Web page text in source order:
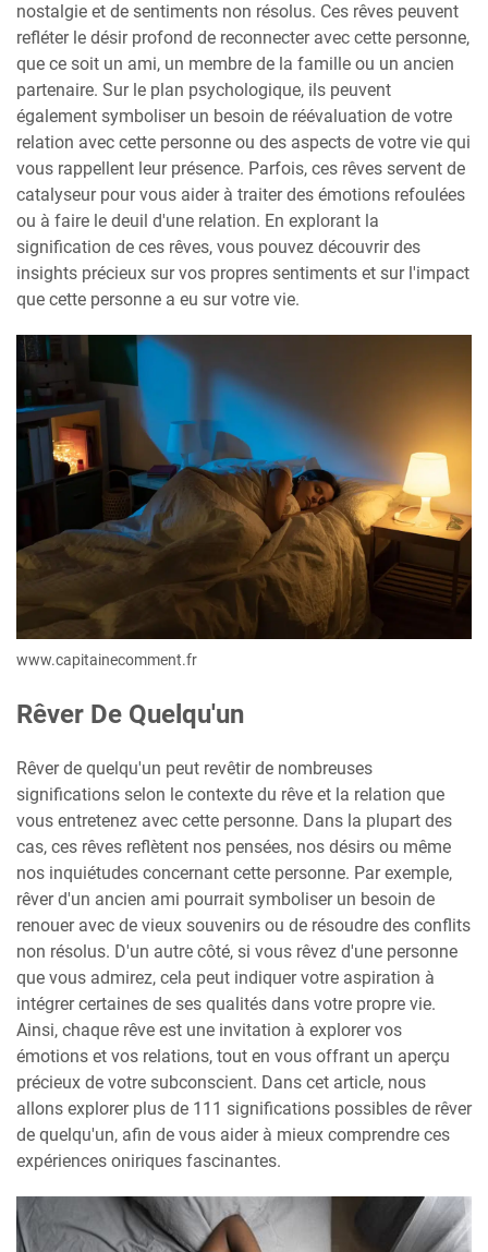
nostalgie et de sentiments non résolus. Ces rêves peuvent
refléter le désir profond de reconnecter avec cette personne,
que ce soit un ami, un membre de la famille ou un ancien
partenaire. Sur le plan psychologique, ils peuvent
également symboliser un besoin de réévaluation de votre
relation avec cette personne ou des aspects de votre vie qui
vous rappellent leur présence. Parfois, ces rêves servent de
catalyseur pour vous aider à traiter des émotions refoulées
ou à faire le deuil d'une relation. En explorant la
signification de ces rêves, vous pouvez découvrir des
insights précieux sur vos propres sentiments et sur l'impact
que cette personne a eu sur votre vie.
www.capitainecomment.fr
Rêver De Quelqu'un
Rêver de quelqu'un peut revêtir de nombreuses
significations selon le contexte du rêve et la relation que
vous entretenez avec cette personne. Dans la plupart des
cas, ces rêves reflètent nos pensées, nos désirs ou même
nos inquiétudes concernant cette personne. Par exemple,
rêver d'un ancien ami pourrait symboliser un besoin de
renouer avec de vieux souvenirs ou de résoudre des conflits
non résolus. D'un autre côté, si vous rêvez d'une personne
que vous admirez, cela peut indiquer votre aspiration à
intégrer certaines de ses qualités dans votre propre vie.
Ainsi, chaque rêve est une invitation à explorer vos
émotions et vos relations, tout en vous offrant un aperçu
précieux de votre subconscient. Dans cet article, nous
allons explorer plus de 111 significations possibles de rêver
de quelqu'un, afin de vous aider à mieux comprendre ces
expériences oniriques fascinantes.